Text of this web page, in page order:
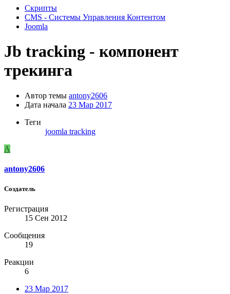
Скрипты
CMS - Системы Управления Контентом
Joomla
Jb tracking - компонент
трекинга
Автор темы antony2606
Дата начала 23 Мар 2017
Теги
joomla tracking
A
antony2606
Создатель
Регистрация
15 Сен 2012
Сообщения
19
Реакции
6
23 Мар 2017